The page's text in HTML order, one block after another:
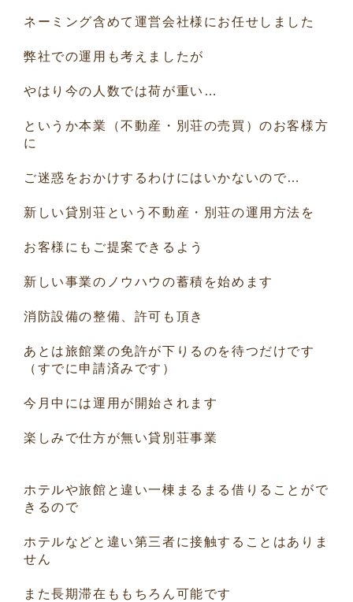
ネーミング含めて運営会社様にお任せしました
弊社での運用も考えましたが
やはり今の人数では荷が重い…
というか本業（不動産・別荘の売買）のお客様方
に
ご迷惑をおかけするわけにはいかないので…
新しい貸別荘という不動産・別荘の運用方法を
お客様にもご提案できるよう
新しい事業のノウハウの蓄積を始めます
消防設備の整備、許可も頂き
あとは旅館業の免許が下りるのを待つだけです
（すでに申請済みです）
今月中には運用が開始されます
楽しみで仕方が無い貸別荘事業
ホテルや旅館と違い一棟まるまる借りることがで
きるので
ホテルなどと違い第三者に接触することはありま
せん
また長期滞在ももちろん可能です